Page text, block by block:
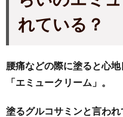
れている？
腰痛などの際に塗ると心
「エミュークリーム」。
塗るグルコサミンと言わ